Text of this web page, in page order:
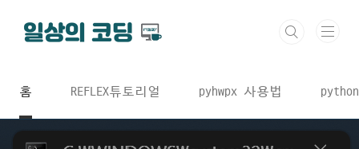
홈 REFLEX튜토리얼 pyhwpx 사용법